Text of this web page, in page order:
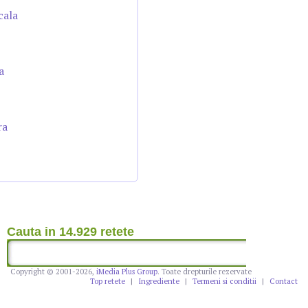
Cauta in 14.929 retete
Copyright © 2001-2026, iMedia Plus Group. Toate drepturile rezervate
Top retete
| Ingrediente | Termeni si conditii | Contact